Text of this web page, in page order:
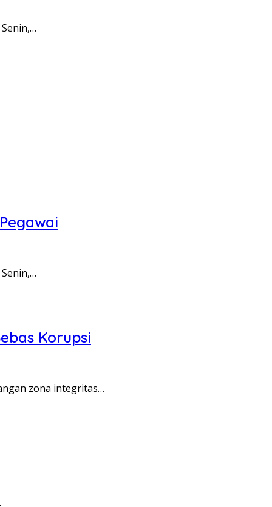
Korupsi
zona integritas…